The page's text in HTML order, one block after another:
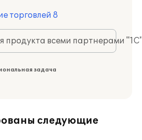
торговлей 8
продукта всеми партнерами
задача
следующие